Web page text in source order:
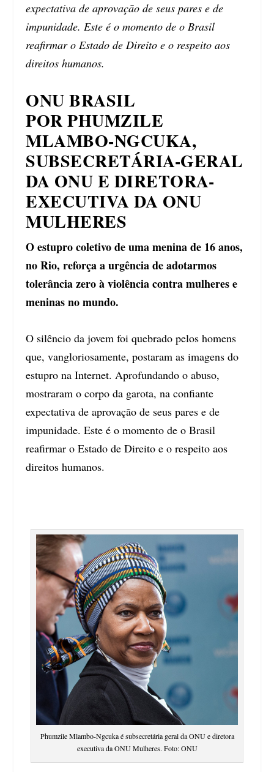
expectativa de aprovação de seus pares e de
impunidade. Este é o momento de o Brasil
reafirmar o Estado de Direito e o respeito aos
direitos humanos.
ONU BRASIL
POR PHUMZILE
MLAMBO-NGCUKA,
SUBSECRETÁRIA-GERAL
DA ONU E DIRETORA-
EXECUTIVA DA ONU
MULHERES
O estupro coletivo de uma menina de 16 anos,
no Rio, reforça a urgência de adotarmos
tolerância zero à violência contra mulheres e
meninas no mundo.
O silêncio da jovem foi quebrado pelos homens
que, vangloriosamente, postaram as imagens do
estupro na Internet. Aprofundando o abuso,
mostraram o corpo da garota, na confiante
expectativa de aprovação de seus pares e de
impunidade. Este é o momento de o Brasil
reafirmar o Estado de Direito e o respeito aos
direitos humanos.
Phumzile Mlambo-Ngcuka é subsecretária geral da ONU e diretora
executiva da ONU Mulheres. Foto: ONU